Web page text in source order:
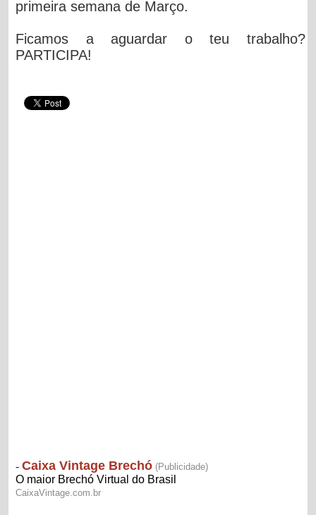
primeira semana de Março.
Ficamos a aguardar o teu trabalho?
PARTICIPA!